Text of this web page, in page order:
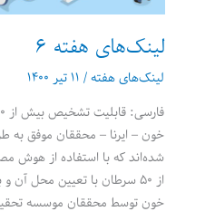
لینک‌های هفته 6
لینک‌های هفته/ ۱۱ تیر ۱۴۰۰
خون – ایرنا – محققان موفق
شده‌اند که با استفاده از
از ۵۰ سرطان با تعیین محل
خون توسط محققان موسسه